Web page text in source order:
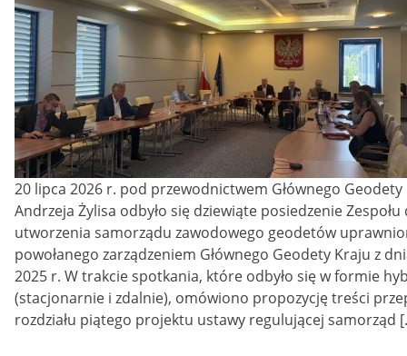
20 lipca 2026 r. pod przewodnictwem Głównego
Andrzeja Żylisa odbyło się dziewiąte posiedzenie Zespołu
utworzenia samorządu zawodowego geodetów
powołanego zarządzeniem Głównego Geodety Kraju z
2025 r. W trakcie spotkania, które odbyło się w formie
(stacjonarnie i zdalnie), omówiono propozycję treści
rozdziału piątego projektu ustawy regulującej samorząd